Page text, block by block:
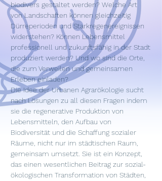
biodivers gestaltet werden? Welche Art
von Landschaften können gleichzeitig
Dürreperioden und Starkregenereignissen
widerstehen? Können Lebensmittel
professionell und zukunftsfähig in der Stadt
produziert werden? Und wo sind die Orte,
die zum Verweilen und gemeinsamen
Erleben einladen?
Die Idee der Urbanen Agrarökologie sucht
nach Lösungen zu all diesen Fragen indem
sie die regenerative Produktion von
Lebensmitteln, den Aufbau von
Biodiversität und die Schaffung sozialer
Räume, nicht nur im städtischen Raum,
gemeinsam umsetzt. Sie ist ein Konzept,
das einen wesentlichen Beitrag zur sozial-
ökologischen Transformation von Städten,